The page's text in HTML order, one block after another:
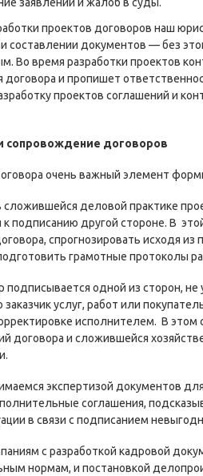
проектов договоров наш
составлении документов — без
Во время разработки проектов
договора и пропишет
проектов соглашений и
сопровождение договоров
очень важный элемент
сложившейся деловой практике
к подписанию другой стороне. В
спрогнозировать исходя
грамотные протоколы
подписывается одной из сторон, не
заказчик услуг, работ или
исполнителем. В этом
договора и сложившейся
экспертизой документов
соглашения,
в связи с подписанием
с разработкой кадровой
нормам, и постановкой